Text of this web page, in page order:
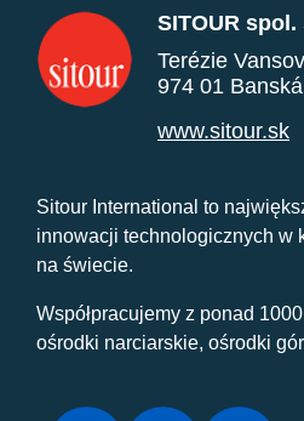
SITOUR spol.
Terézie
974 01
www.sitour.sk
Sitour International to
innowacji technologicznych w
na świecie.
Współpracujemy z ponad
ośrodki narciarskie, ośrodki